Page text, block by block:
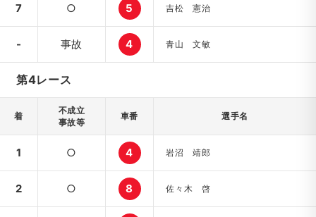
7 ○ 5 吉松 憲治
- 事故 4 青山 文敏
第4レース
着
不成立
事故等
車番 選手名
1 ○ 4 岩沼 靖郎
2 ○ 8 佐々木 啓